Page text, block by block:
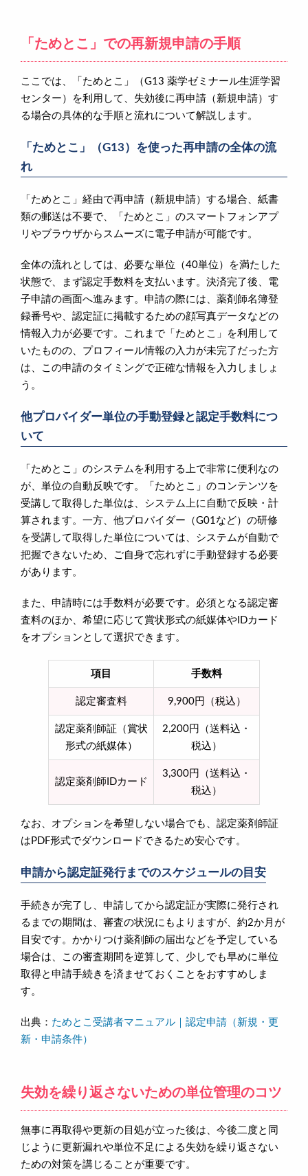
「ためとこ」での再新規申請の手順
ここでは、「ためとこ」（G13 薬学ゼミナール生涯学習
センター）を利用して、失効後に再申請（新規申請）す
る場合の具体的な手順と流れについて解説します。
「ためとこ」（G13）を使った再申請の全体の流
れ
「ためとこ」経由で再申請（新規申請）する場合、紙書
類の郵送は不要で、「ためとこ」のスマートフォンアプ
リやブラウザからスムーズに電子申請が可能です。
全体の流れとしては、必要な単位（40単位）を満たした
状態で、まず認定手数料を支払います。決済完了後、電
子申請の画面へ進みます。申請の際には、薬剤師名簿登
録番号や、認定証に掲載するための顔写真データなどの
情報入力が必要です。これまで「ためとこ」を利用して
いたものの、プロフィール情報の入力が未完了だった方
は、この申請のタイミングで正確な情報を入力しましょ
う。
他プロバイダー単位の手動登録と認定手数料につ
いて
「ためとこ」のシステムを利用する上で非常に便利なの
が、単位の自動反映です。「ためとこ」のコンテンツを
受講して取得した単位は、システム上に自動で反映・計
算されます。一方、他プロバイダー（G01など）の研修
を受講して取得した単位については、システムが自動で
把握できないため、ご自身で忘れずに手動登録する必要
があります。
また、申請時には手数料が必要です。必須となる認定審
査料のほか、希望に応じて賞状形式の紙媒体やIDカード
をオプションとして選択できます。
項目 手数料
認定審査料 9,900円（税込）
認定薬剤師証（賞状
形式の紙媒体）
2,200円（送料込・
税込）
認定薬剤師IDカード
3,300円（送料込・
税込）
なお、オプションを希望しない場合でも、認定薬剤師証
はPDF形式でダウンロードできるため安心です。
申請から認定証発行までのスケジュールの目安
手続きが完了し、申請してから認定証が実際に発行され
るまでの期間は、審査の状況にもよりますが、約2か月が
目安です。かかりつけ薬剤師の届出などを予定している
場合は、この審査期間を逆算して、少しでも早めに単位
取得と申請手続きを済ませておくことをおすすめしま
す。
出典： ためとこ受講者マニュアル｜認定申請（新規・更
新・申請条件）
失効を繰り返さないための単位管理のコツ
無事に再取得や更新の目処が立った後は、今後二度と同
じように更新漏れや単位不足による失効を繰り返さない
ための対策を講じることが重要です。